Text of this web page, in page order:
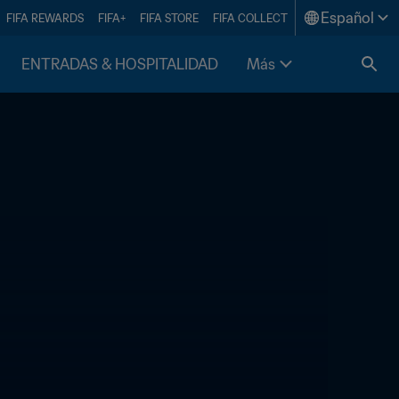
FIFA REWARDS FIFA+ FIFA STORE FIFA COLLECT Español
ENTRADAS & HOSPITALIDAD Más